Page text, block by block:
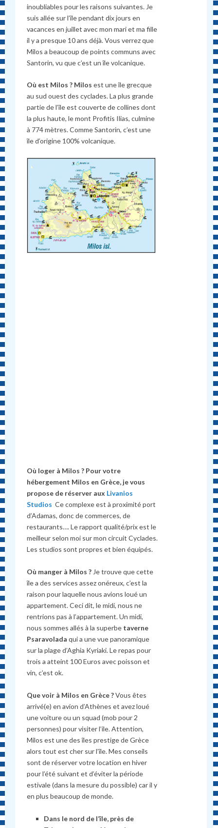
inoubliables pour les raisons suivantes. Je
suis allée sur l’île pendant dix jours en
vacances en juillet avec mon mari et ma fille
il y a presque 10 ans déjà. Vous verrez que
Milos a beaucoup de points communs avec
Santorin, vu que c’est un île volcanique.
Où est Milos ? Milos est une île grecque
au sud ouest des cyclades. La plus grande
partie de l’île est couverte de collines dont
la plus haute, le mont Profitis Ilias, culmine
à 774 mètres. Comme Santorin, c’est une
île d’origine 100% volcanique.
Où loger à Milos ? Pour votre
hébergement Milos en Grèce, je vous
propose de réserver aux Livanios
Studios Ce complexe est à proximité port
d’Adamas, donc de commerces, de
restaurants…. Le rapport qualité/prix est le
meilleur selon moi sur mon circuit Cyclades.
Les studios sont propres et bien équipés.
Où manger à Milos ? Je trouve que cette
île a des services assez onéreux, c’est la
raison pour laquelle nous avions loué un
appartement. Ceci dit, le midi, nous ne
rentrions pasà l’appartement. Un midi,
nous sommes allésà la superbe taverne
Psaravolada qui a une vue panoramique
sur la plage d’Aghia Kyriaki. Le repas pour
trois a atteint 100 Euros avec poisson et
vin, c’est ok.
Que voir à Milos en Grèce ?Vous êtes
arrivé(e) en avion d’Athènes et avez loué
une voiture ou un squad (mob pour 2
personnes) pour visiter l’ile. Attention,
Milos est une des îles prestige de Grèce
alors tout est cher sur l’île. Mes conseils
sont de réserver votre location en hiver
pour l’été suivant et d’éviter la période
estivale (dans la mesure du possible) car il y
en plus beaucoup de monde.
Dans le nord de l’île, près de